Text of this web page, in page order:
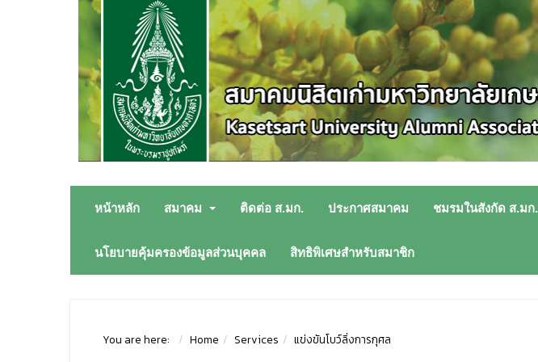
หน้าหลัก สมาคม ติดต่อ ส.มก. ประกาศสมาคม ชมรมในสังกัด ส.มก.
นโยบายคุ้มครองข้อมูลส่วนบุคคล สิทธิพิเศษสำหรับสมาชิก
You are here: Home Services แข่งขันโบว์ลิ่งการกุศล